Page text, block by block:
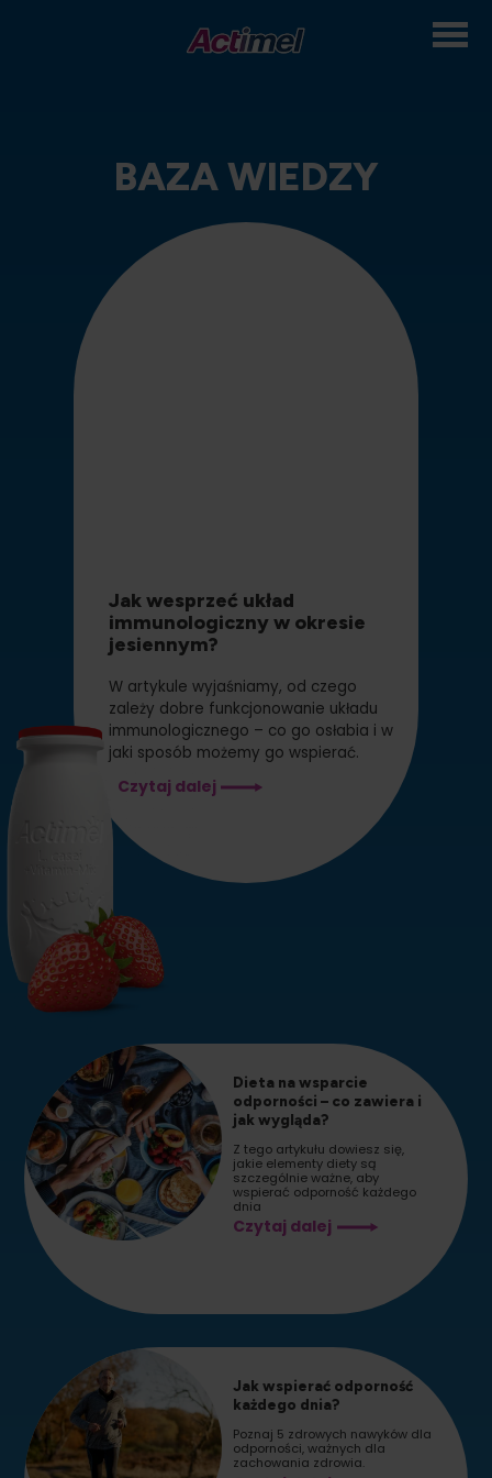
BAZA WIEDZY
Jak wesprzeć układ
immunologiczny w okresie
jesiennym?
W artykule wyjaśniamy, od czego
zależy dobre funkcjonowanie układu
immunologicznego – co go osłabia i w
jaki sposób możemy go wspierać.
Czytaj dalejJak
wesprzeć
jesiennym?
Dieta na wsparcie
odporności – co zawiera i
jak wygląda?
Z tego artykułu dowiesz się,
jakie elementy diety są
szczególnie ważne, aby
wspierać odporność każdego
dnia
Czytaj dalej Dieta
odporności
zawiera
jak
wygląda?
Jak wspierać odporność
każdego dnia?
Poznaj 5 zdrowych nawyków dla
odporności, ważnych dla
zachowania zdrowia.